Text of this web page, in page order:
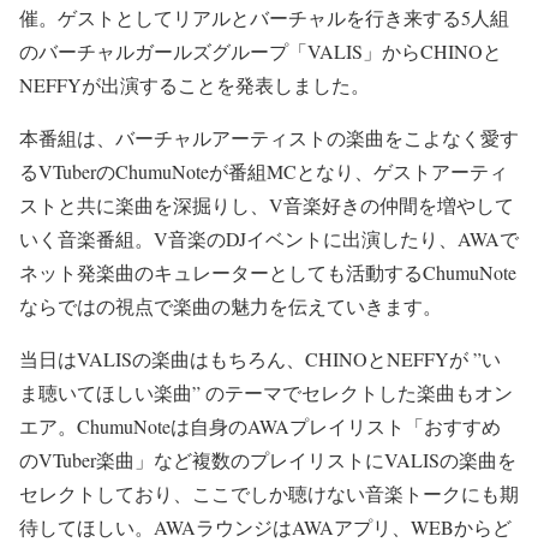
催。ゲストとしてリアルとバーチャルを行き来する5人組
のバーチャルガールズグループ「VALIS」からCHINOと
NEFFYが出演することを発表しました。
本番組は、バーチャルアーティストの楽曲をこよなく愛す
るVTuberのChumuNoteが番組MCとなり、ゲストアーティ
ストと共に楽曲を深掘りし、V音楽好きの仲間を増やして
いく音楽番組。V音楽のDJイベントに出演したり、AWAで
ネット発楽曲のキュレーターとしても活動するChumuNote
ならではの視点で楽曲の魅力を伝えていきます。
当日はVALISの楽曲はもちろん、CHINOとNEFFYが ”い
ま聴いてほしい楽曲” のテーマでセレクトした楽曲もオン
エア。ChumuNoteは自身のAWAプレイリスト「おすすめ
のVTuber楽曲」など複数のプレイリストにVALISの楽曲を
セレクトしており、ここでしか聴けない音楽トークにも期
待してほしい。AWAラウンジはAWAアプリ、WEBからど